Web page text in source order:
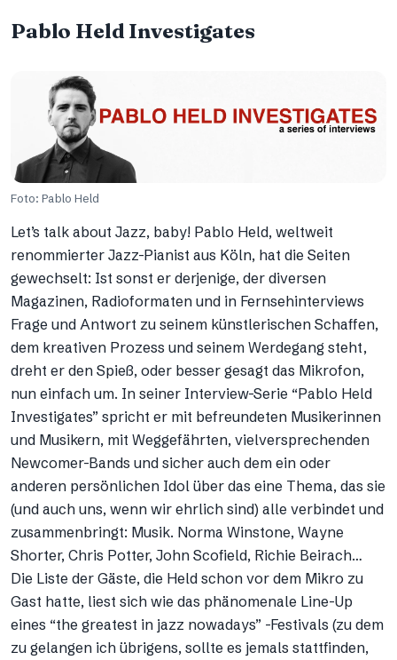
Pablo Held Investigates
Foto: Pablo Held
Let’s talk about Jazz, baby! Pablo Held, weltweit
renommierter Jazz-Pianist aus Köln, hat die Seiten
gewechselt: Ist sonst er derjenige, der diversen
Magazinen, Radioformaten und in Fernsehinterviews
Frage und Antwort zu seinem künstlerischen Schaffen,
dem kreativen Prozess und seinem Werdegang steht,
dreht er den Spieß, oder besser gesagt das Mikrofon,
nun einfach um. In seiner Interview-Serie “Pablo Held
Investigates” spricht er mit befreundeten Musikerinnen
und Musikern, mit Weggefährten, vielversprechenden
Newcomer-Bands und sicher auch dem ein oder
anderen persönlichen Idol über das eine Thema, das sie
(und auch uns, wenn wir ehrlich sind) alle verbindet und
zusammenbringt: Musik. Norma Winstone, Wayne
Shorter, Chris Potter, John Scofield, Richie Beirach…
Die Liste der Gäste, die Held schon vor dem Mikro zu
Gast hatte, liest sich wie das phänomenale Line-Up
eines “the greatest in jazz nowadays” -Festivals (zu dem
zu gelangen ich übrigens, sollte es jemals stattfinden,